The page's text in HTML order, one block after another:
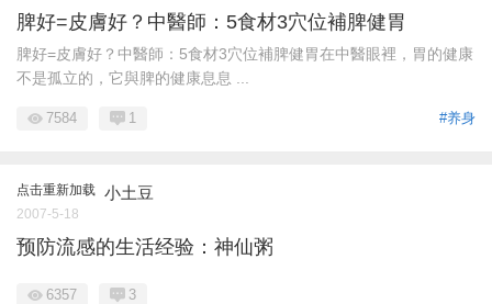
脾好=皮膚好？中醫師：5食材3穴位補脾健胃
脾好=皮膚好？中醫師：5食材3穴位補脾健胃在中醫眼裡，胃的健康
不是孤立的，它與脾的健康息息 ...
#养身
7584 1
点击重新加载 小土豆
2007-5-18
预防流感的生活经验：神仙粥
6357 3